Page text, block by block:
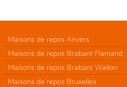
Maisons de repos Anvers
Maisons de repos Brabant Flamand
Maisons de repos Brabant Wallon
Maisons de repos Bruxelles